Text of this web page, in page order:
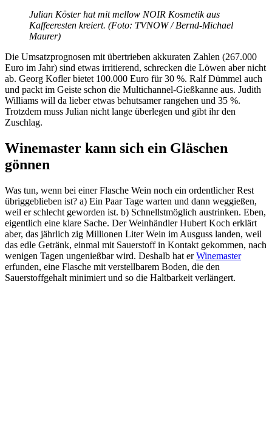
Julian Köster hat mit mellow NOIR Kosmetik aus
Kaffeeresten kreiert. (Foto: TVNOW / Bernd-Michael
Maurer)
Die Umsatzprognosen mit übertrieben akkuraten Zahlen (267.000
Euro im Jahr) sind etwas irritierend, schrecken die Löwen aber nicht
ab. Georg Kofler bietet 100.000 Euro für 30 %. Ralf Dümmel auch
und packt im Geiste schon die Multichannel-Gießkanne aus. Judith
Williams will da lieber etwas behutsamer rangehen und 35 %.
Trotzdem muss Julian nicht lange überlegen und gibt ihr den
Zuschlag.
Winemaster kann sich ein Gläschen
gönnen
Was tun, wenn bei einer Flasche Wein noch ein ordentlicher Rest
übriggeblieben ist? a) Ein Paar Tage warten und dann weggießen,
weil er schlecht geworden ist. b) Schnellstmöglich austrinken. Eben,
eigentlich eine klare Sache. Der Weinhändler Hubert Koch erklärt
aber, das jährlich zig Millionen Liter Wein im Ausguss landen, weil
das edle Getränk, einmal mit Sauerstoff in Kontakt gekommen, nach
wenigen Tagen ungenießbar wird. Deshalb hat erWinemaster
erfunden, eine Flasche mit verstellbarem Boden, die den
Sauerstoffgehalt minimiert und so die Haltbarkeit verlängert.